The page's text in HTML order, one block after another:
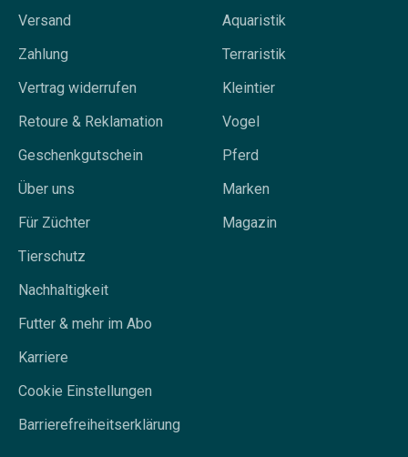
Versand
Zahlung
Vertrag widerrufen
Retoure & Reklamation
Geschenkgutschein
Über uns
Für Züchter
Tierschutz
Nachhaltigkeit
Futter & mehr im Abo
Karriere
Cookie Einstellungen
Barrierefreiheitserklärung
Aquaristik
Terraristik
Kleintier
Vogel
Pferd
Marken
Magazin